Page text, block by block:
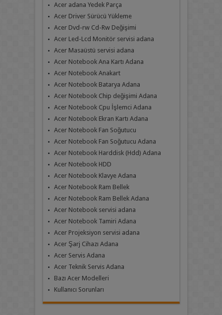
Acer adana Yedek Parça
Acer Driver Sürücü Yükleme
Acer Dvd-rw Cd-Rw Değişimi
Acer Led-Lcd Monitör servisi adana
Acer Masaüstü servisi adana
Acer Notebook Ana Kartı Adana
Acer Notebook Anakart
Acer Notebook Batarya Adana
Acer Notebook Chip değişimi Adana
Acer Notebook Cpu İşlemci Adana
Acer Notebook Ekran Kartı Adana
Acer Notebook Fan Soğutucu
Acer Notebook Fan Soğutucu Adana
Acer Notebook Harddisk (Hdd) Adana
Acer Notebook HDD
Acer Notebook Klavye Adana
Acer Notebook Ram Bellek
Acer Notebook Ram Bellek Adana
Acer Notebook servisi adana
Acer Notebook Tamiri Adana
Acer Projeksiyon servisi adana
Acer Şarj Cihazı Adana
Acer Servis Adana
Acer Teknik Servis Adana
Bazı Acer Modelleri
Kullanıcı Sorunları